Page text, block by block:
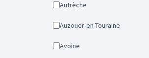
Autrèche
Auzouer-en-Touraine
Avoine